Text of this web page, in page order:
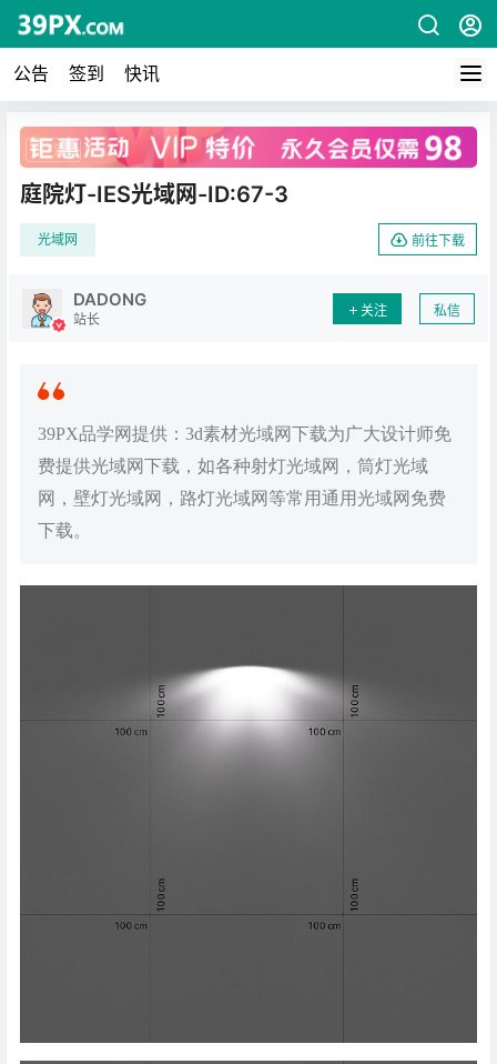
公告 签到 快讯
广告
庭院灯-IES光域网-ID:67-3
光域网 前往下载
DADONG
站长
关注 私信
39PX品学网提供：3d素材光域网下载为广大设计师免
费提供光域网下载，如各种射灯光域网，筒灯光域
网，壁灯光域网，路灯光域网等常用通用光域网免费
下载。